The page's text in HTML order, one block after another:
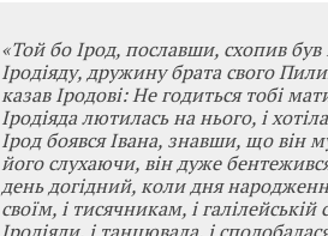
«Той бо Ірод, пославши, схопив був
Іродіяду, дружину брата свого
казав Іродові: Не годиться тобі
Іродіяда лютилась на нього, і
Ірод боявся Івана, знавши, що він
його слухаючи, він дуже
день догідний, коли дня
своїм, і тисячникам, і